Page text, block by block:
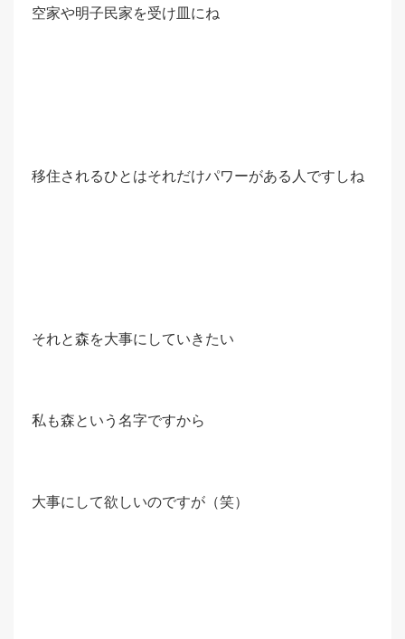
空家や明子民家を受け皿にね
移住されるひとはそれだけパワーがある人ですしね
それと森を大事にしていきたい
私も森という名字ですから
大事にして欲しいのですが（笑）